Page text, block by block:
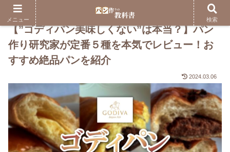
【”ゴディパン美味しくない”は本当？】パン
作り研究家が定番５種を本気でレビュー！お
すすめ絶品パンを紹介
2024.03.06
メニュー 検索